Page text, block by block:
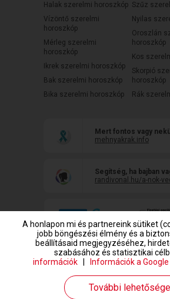
Halak szerelmi horoszkóp
Vízöntő szerelmi
horoszkóp
Mérleg szerelmi
horoszkóp
Ikrek szerelmi horoszkóp
Bak szerelmi horoszkóp
Bika szerelmi horoszkóp
Szűz
Nyilas
Oroszlán
horoszkóp
Kos
Skorpió
horoszkóp
Rák
Mert fontos vagy
mehnyakrak.info
Segítség, ha bajban
randivonal.hu/a-nok-
www.randivonal.hu © Copyright 1999-2026
A honlapon mi és partnereink sütiket
jobb böngészési élmény és a
beállításaid megjegyzéséhez,
szabásához és statisztikai
információk
Információk a
További